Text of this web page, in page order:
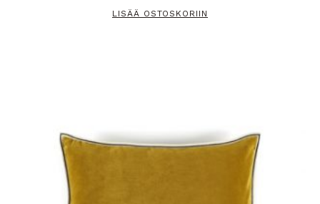
LISÄÄ OSTOSKORIIN